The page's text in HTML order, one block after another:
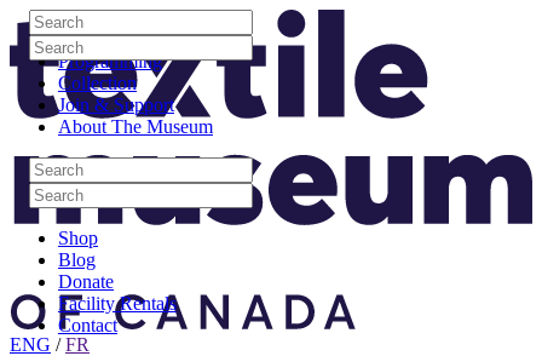
Skip to content
Visit
Programming
Collection
Join & Support
About The Museum
Search
Search
Search
Search
Shop
Blog
Donate
Facility Rentals
Contact
Search
Search
Search
Search
Site Logo
ENG /FR